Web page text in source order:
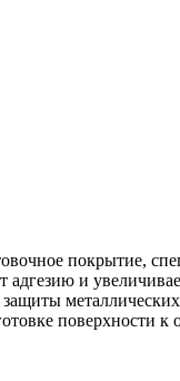
покрытие,
и
поверхности к